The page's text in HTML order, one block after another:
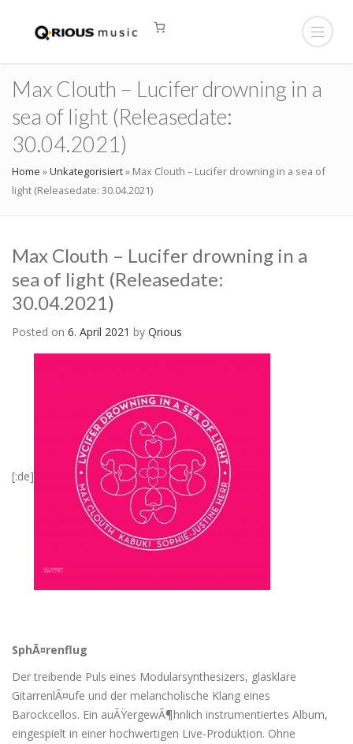
Max Clouth – Lucifer drowning in a
sea of light (Releasedate:
30.04.2021)
Home »Unkategorisiert» Max Clouth – Lucifer drowning in a sea of
light (Releasedate: 30.04.2021)
Max Clouth – Lucifer drowning in a
sea of light (Releasedate:
30.04.2021)
Posted on 6. April 2021 by Qrious
[:de]
SphÃ¤renflug
Der treibende Puls eines Modularsynthesizers, glasklare
GitarrenlÃ¤ufe und der melancholische Klang eines
Barockcellos. Ein auÃŸergewÃ¶hnlich instrumentiertes Album,
eingespielt in einer hochwertigen Live-Produktion. Ohne